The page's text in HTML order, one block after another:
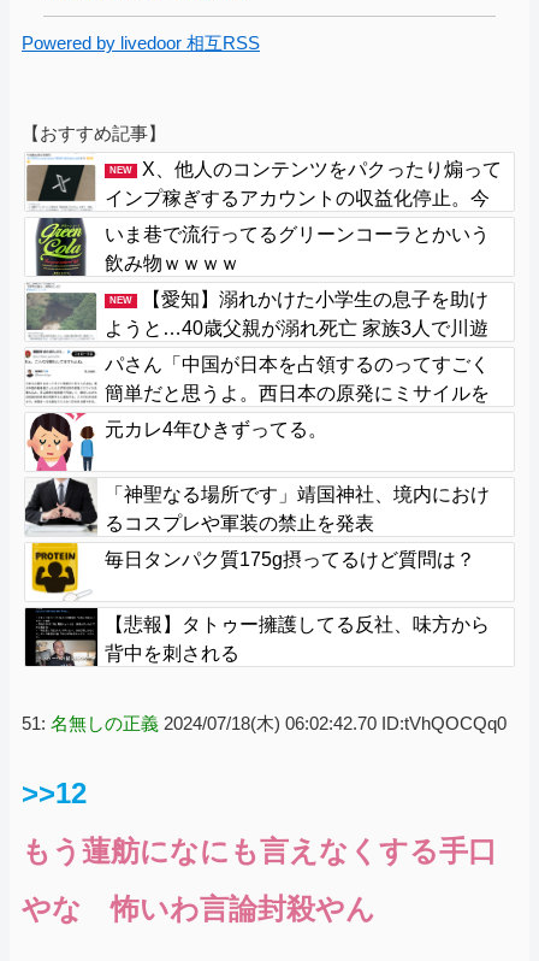
Powered by livedoor 相互RSS
【おすすめ記事】
NEW
X、他人のコンテンツをパクったり煽って
インプ稼ぎするアカウントの収益化停止。今
後はオリジナル重視
いま巷で流行ってるグリーンコーラとかいう
飲み物ｗｗｗｗ
NEW
【愛知】溺れかけた小学生の息子を助け
ようと…40歳父親が溺れ死亡 家族3人で川遊
びに 息子は妻に助けられる
パさん「中国が日本を占領するのってすごく
簡単だと思うよ。西日本の原発にミサイルを
撃ち込めばいい」
元カレ4年ひきずってる。
「神聖なる場所です」靖国神社、境内におけ
るコスプレや軍装の禁止を発表
毎日タンパク質175g摂ってるけど質問は？
【悲報】タトゥー擁護してる反社、味方から
背中を刺される
51: 名無しの正義 2024/07/18(木) 06:02:42.70 ID:tVhQOCQq0
>>12
もう蓮舫になにも言えなくする手口
やな 怖いわ言論封殺やん